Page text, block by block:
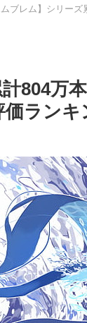
ブレム】シリーズ
804万
価ランキ